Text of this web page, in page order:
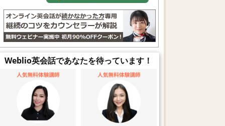
Weblio英会話であなたを待っています！